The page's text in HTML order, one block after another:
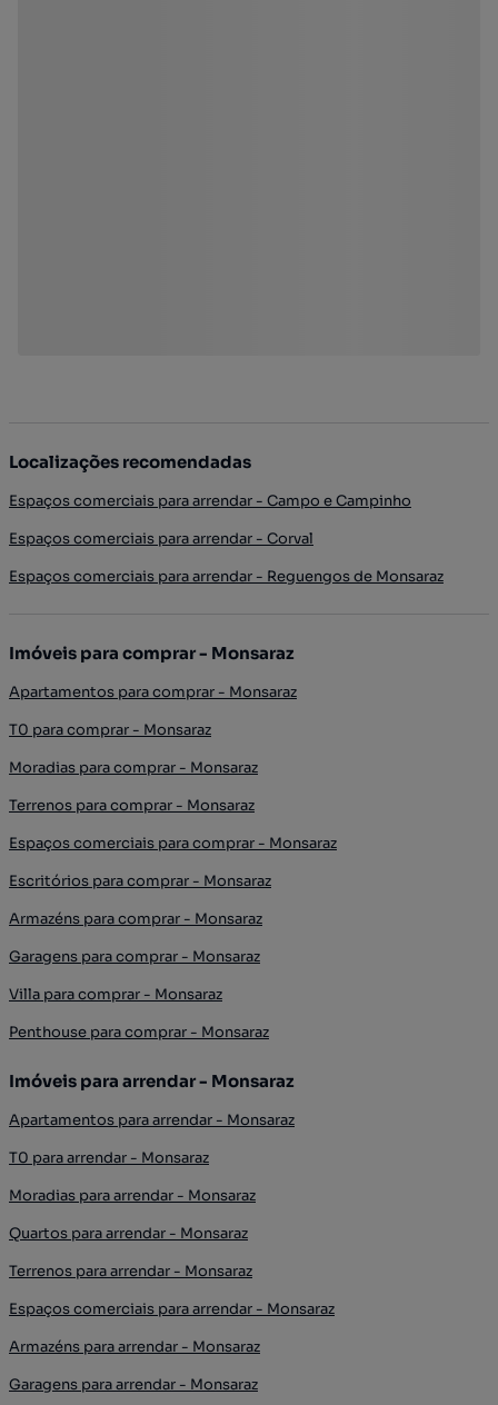
Localizações recomendadas
Espaços comerciais para arrendar - Campo e Campinho
Espaços comerciais para arrendar - Corval
Espaços comerciais para arrendar - Reguengos de Monsaraz
Imóveis para comprar - Monsaraz
Apartamentos para comprar - Monsaraz
T0 para comprar - Monsaraz
Moradias para comprar - Monsaraz
Terrenos para comprar - Monsaraz
Espaços comerciais para comprar - Monsaraz
Escritórios para comprar - Monsaraz
Armazéns para comprar - Monsaraz
Garagens para comprar - Monsaraz
Villa para comprar - Monsaraz
Penthouse para comprar - Monsaraz
Imóveis para arrendar - Monsaraz
Apartamentos para arrendar - Monsaraz
T0 para arrendar - Monsaraz
Moradias para arrendar - Monsaraz
Quartos para arrendar - Monsaraz
Terrenos para arrendar - Monsaraz
Espaços comerciais para arrendar - Monsaraz
Armazéns para arrendar - Monsaraz
Garagens para arrendar - Monsaraz